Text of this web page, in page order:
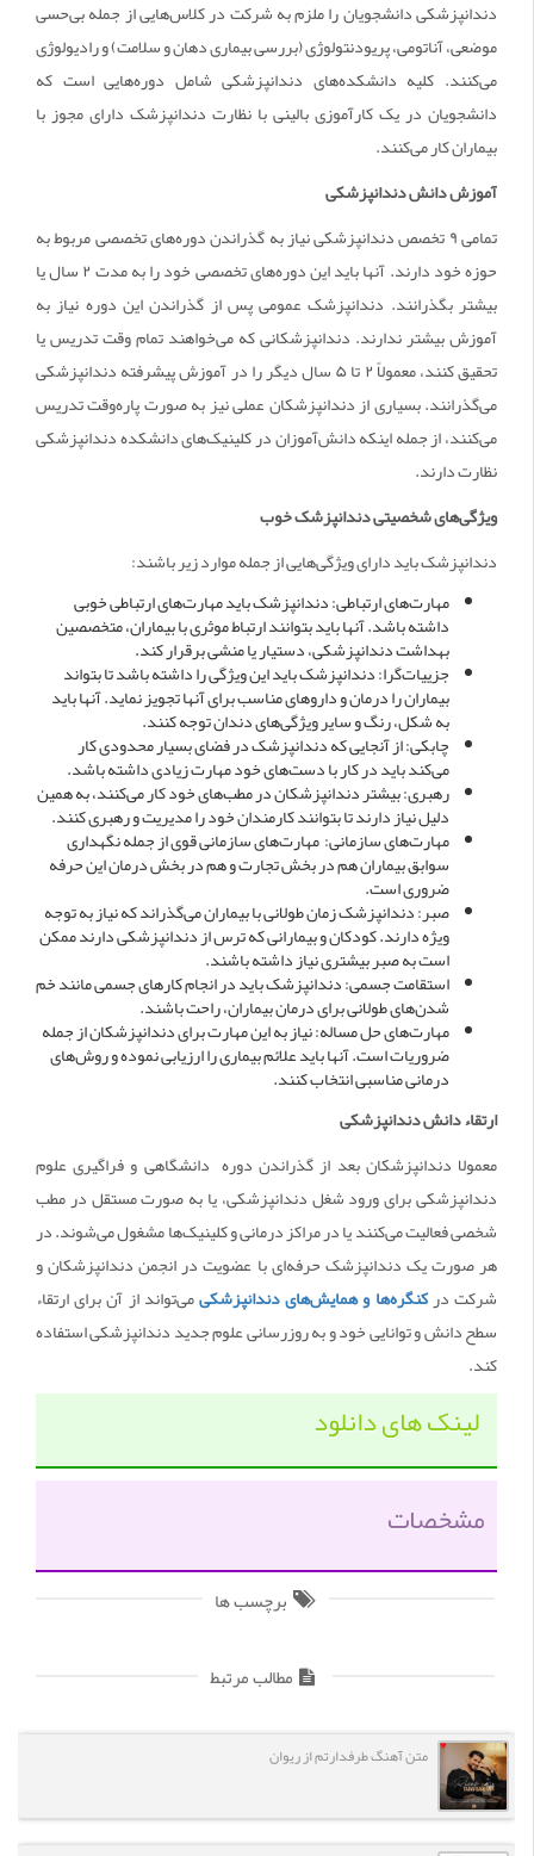
دندانپزشکی دانشجویان را ملزم به شرکت در کلاس‌هایی از جمله بی‌حسی
موضعی، آناتومی، پریودنتولوژی (بررسی بیماری دهان و سلامت) و رادیولوژی
می‌کنند. کلیه دانشکده‌های دندانپزشکی شامل دوره‌هایی است که
دانشجویان در یک کارآموزی بالینی با نظارت دندانپزشک دارای مجوز با
بیماران کار می‌کنند.
آموزش دانش دندانپزشکی
تمامی ۹ تخصص دندانپزشکی نیاز به گذراندن دوره‌های تخصصی مربوط به
حوزه خود دارند. آنها باید این دوره‌های تخصصی خود را به مدت ۲ سال یا
بیشتر بگذرانند. دندانپزشک عمومی پس از گذراندن این دوره نیاز به
آموزش بیشتر ندارند. دندانپزشکانی که می‌خواهند تمام وقت تدریس یا
تحقیق کنند، معمولاً ۲ تا ۵ سال دیگر را در آموزش پیشرفته دندانپزشکی
می‌گذرانند. بسیاری از دندانپزشکان عملی نیز به صورت پاره‌وقت تدریس
می‌کنند، از جمله اینکه دانش‌آموزان در کلینیک‌های دانشکده دندانپزشکی
نظارت دارند.
ویژگی‌های شخصیتی دندانپزشک خوب
دندانپزشک باید دارای ویژگی‌هایی از جمله موارد زیر باشند:
مهارت‌های ارتباطی: دندانپزشک باید مهارت‌های ارتباطی خوبی
داشته باشد. آنها باید بتوانند ارتباط موثری با بیماران، متخصصین
بهداشت دندانپزشکی، دستیار یا منشی برقرار کند.
جزییات‌گرا: دندانپزشک باید این ویژگی را داشته باشد تا بتواند
بیماران را درمان و داروهای مناسب برای آنها تجویز نماید. آنها باید
به شکل، رنگ و سایر ویژگی‌های دندان توجه کنند.
چابکی: از آنجایی که دندانپزشک در فضای بسیار محدودی کار
می‌کند باید در کار با دست‌های خود مهارت زیادی داشته باشد.
رهبری: بیشتر دندانپزشکان در مطب‌های خود کار می‌کنند، به همین
دلیل نیاز دارند تا بتوانند کارمندان خود را مدیریت و رهبری کنند.
مهارت‌های سازمانی: مهارت‌های سازمانی قوی از جمله نگهداری
سوابق بیماران هم در بخش تجارت و هم در بخش درمان این حرفه
ضروری است.
صبر: دندانپزشک زمان طولانی با بیماران می‌گذراند که نیاز به توجه
ویژه دارند. کودکان و بیمارانی که ترس از دندانپزشکی دارند ممکن
است به صبر بیشتری نیاز داشته باشند.
استقامت جسمی: دندانپزشک باید در انجام کارهای جسمی مانند خم
شدن‌های طولانی برای درمان بیماران، راحت باشند.
مهارت‌های حل مساله: نیاز به این مهارت برای دندانپزشکان از جمله
ضروریات است. آنها باید علائم بیماری را ارزیابی نموده و روش‌های
درمانی مناسبی انتخاب کنند.
ارتقاء دانش دندانپزشکی
معمولا دندانپزشکان بعد از گذراندن دوره دانشگاهی و فراگیری علوم
دندانپزشکی برای ورود شغل دندانپزشکی، یا به صورت مستقل در مطب
شخصی فعالیت می‌کنند یا در مراکز درمانی و کلینیک‌‌ها مشغول می‌شوند. در
هر صورت یک دندانپزشک حرفه‌ای با عضویت در انجمن‌ دندانپزشکان و
شرکت درکنگره‌ها و همایش‌های دندانپزشکیمی‌تواند از آن برای ارتقاء
سطح دانش و توانایی خود و به روزرسانی علوم جدید دندانپزشکی استفاده
کند.
لینک های دانلود
مشخصات
برچسب ها
مطالب مرتبط
متن آهنگ طرفدارتم از ریوان